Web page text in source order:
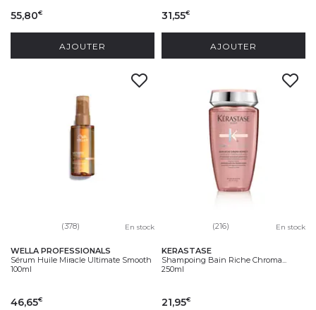
55,80€
AJOUTER
31,55€
AJOUTER
(378) En stock
WELLA PROFESSIONALS
Sérum Huile Miracle Ultimate Smooth
100ml
46,65€
(216) En stock
KERASTASE
Shampoing Bain Riche Chroma...
250ml
21,95€